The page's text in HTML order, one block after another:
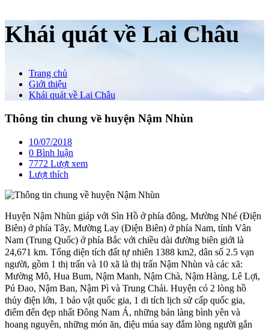
Khái quát về Lai Châu
Trang chủ
Giới thiệu
Khái quát về Lai Châu
Thông tin chung về huyện Nậm Nhùn
10/07/2018
0 Bình luận
7772 Lượt xem
Lượt thích
Huyện Nậm Nhùn giáp với Sìn Hồ ở phía đông, Mường Nhé (Điện
Biên) ở phía Tây, Mường Lay (Điện Biên) ở phía Nam, tỉnh Vân
Nam (Trung Quốc) ở phía Bắc với chiều dài đường biên giới là
24,671 km. Tổng diện tích đất tự nhiên 1388 km2, dân số 2.5 vạn
người, gồm 1 thị trấn và 10 xã là thị trấn Nậm Nhùn và các xã:
Mường Mô, Hua Bum, Nậm Manh, Nậm Chà, Nậm Hàng, Lê Lợi,
Pú Đao, Nậm Ban, Nậm Pì và Trung Chải. Huyện có 2 lòng hồ
thủy điện lớn, 1 bảo vật quốc gia, 1 di tích lịch sử cấp quốc gia,
điểm đến đẹp nhất Đông Nam Á, những bản làng bình yên và
hoang nguyên, những món ăn, điệu múa say đắm lòng người gắn